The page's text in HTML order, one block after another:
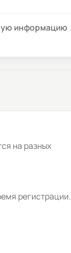
информацию
на разных
регистрации.